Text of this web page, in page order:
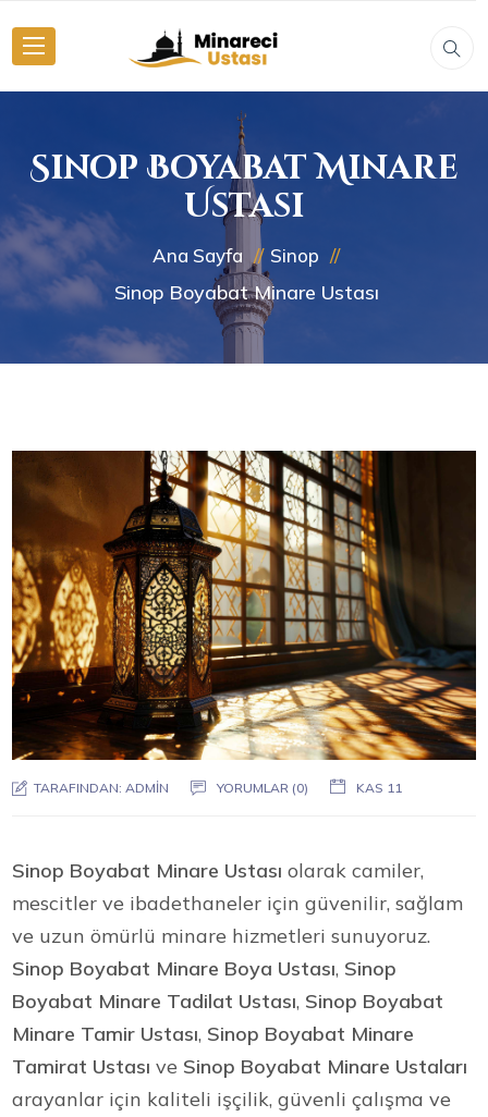
Sinop Boyabat Minare
Ustası
Ana Sayfa Sinop
Sinop Boyabat Minare Ustası
TARAFINDAN: ADMIN YORUMLAR (0) KAS 11
Sinop Boyabat Minare Ustası olarak camiler,
mescitler ve ibadethaneler için güvenilir, sağlam
ve uzun ömürlü minare hizmetleri sunuyoruz.
Sinop Boyabat Minare Boya Ustası, Sinop
Boyabat Minare Tadilat Ustası, Sinop Boyabat
Minare Tamir Ustası, Sinop Boyabat Minare
Tamirat Ustası ve Sinop Boyabat Minare Ustaları
arayanlar için kaliteli işçilik, güvenli çalışma ve